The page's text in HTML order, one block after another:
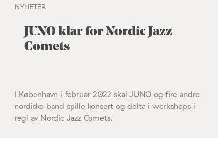
NYHETER
JUNO klar for Nordic Jazz
Comets
I København i februar 2022 skal JUNO og fire andre
nordiske band spille konsert og delta i workshops i
regi av Nordic Jazz Comets.